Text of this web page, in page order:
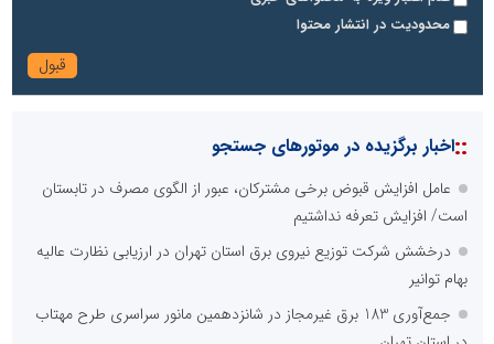
محدودیت در انتشار محتوا
::اخبار برگزیده در موتورهای جستجو
عامل افزایش قبوض برخی مشترکان، عبور از الگوی مصرف در تابستان
است/ افزایش تعرفه نداشتیم
درخشش شرکت توزیع نیروی برق استان تهران در ارزیابی نظارت عالیه
بهام توانیر
جمع‌آوری 183 برق غیرمجاز در شانزدهمین مانور سراسری طرح مهتاب